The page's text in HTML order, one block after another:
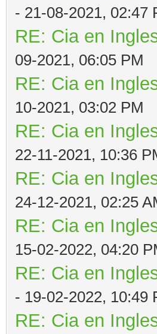
- 21-08-2021, 02:47
RE: Cia en
09-2021, 06:05 PM
RE: Cia en
10-2021, 03:02 PM
RE: Cia en
22-11-2021, 10:36
RE: Cia en
24-12-2021, 02:25
RE: Cia en
15-02-2022, 04:20
RE: Cia en
- 19-02-2022, 10:49
RE: Cia en